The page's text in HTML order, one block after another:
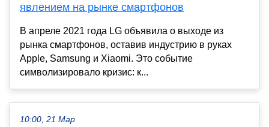
явлением на рынке смартфонов
В апреле 2021 года LG объявила о выходе из
рынка смартфонов, оставив индустрию в руках
Apple, Samsung и Xiaomi. Это событие
символизировало кризис: к...
10:00, 21 Мар